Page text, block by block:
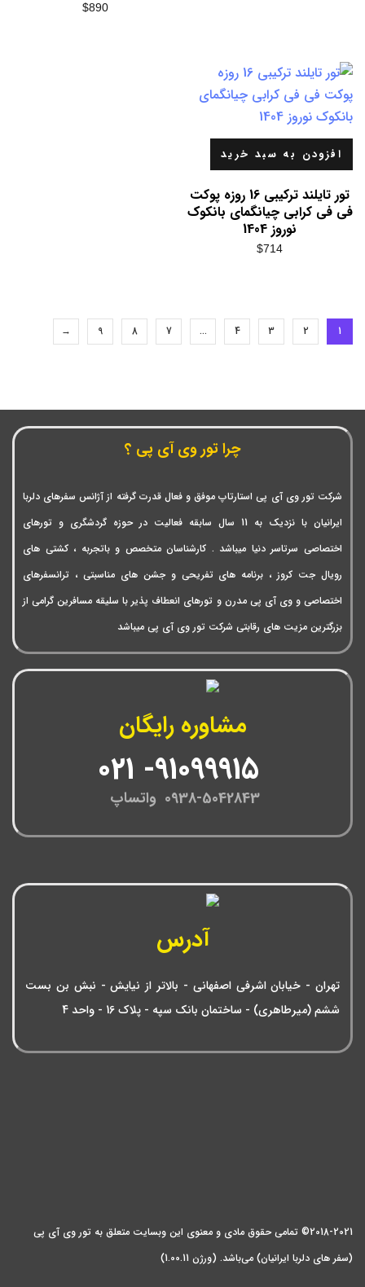
$890
افزودن به سبد خرید
تور تایلند ترکیبی 16 روزه پوکت
فی فی کرابی چیانگمای بانکوک
نوروز 1404
$714
1
2
3
4
…
7
8
9
→
چرا تور وی آی پی ؟
شرکت تور وی آی پی استارتاپ موفق و فعال قدرت گرفته از آژانس سفرهای دلربا
ایرانیان با نزدیک به 11 سال سابقه فعالیت در حوزه گردشگری و تورهای
اختصاصی سرتاسر دنیا میباشد . کارشناسان متخصص و باتجربه ، کشتی های
رویال جت کروز ، برنامه های تفریحی و جشن های مناسبتی ، ترانسفرهای
اختصاصی و وی آی پی مدرن و تورهای انعطاف پذیر با سلیقه مسافرین گرامی از
بزرگترین مزیت های رقابتی شرکت تور وی آی پی میباشد
مشاوره رایگان
0938-5042843 واتساپ
آدرس
تهران - خیابان اشرفی اصفهانی - بالاتر از نیایش - نبش بن بست
ششم (میرطاهری) - ساختمان بانک سپه - پلاک 16 - واحد 4
2018-2021© تمامی حقوق مادی و معنوی این وبسایت متعلق به تور وی آی پی
(سفر های دلربا ایرانیان) می‌باشد. (ورژن 1.00.11)